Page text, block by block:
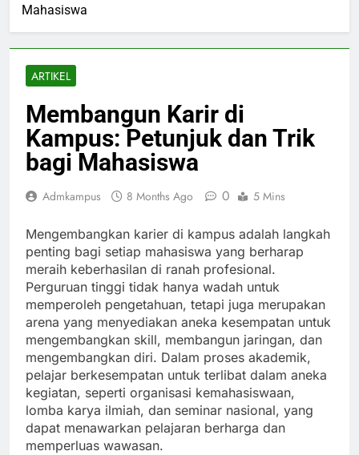
Mahasiswa
ARTIKEL
Membangun Karir di
Kampus: Petunjuk dan Trik
bagi Mahasiswa
Admkampus 8 Months Ago 0 5 Mins
Mengembangkan karier di kampus adalah langkah
penting bagi setiap mahasiswa yang berharap
meraih keberhasilan di ranah profesional.
Perguruan tinggi tidak hanya wadah untuk
memperoleh pengetahuan, tetapi juga merupakan
arena yang menyediakan aneka kesempatan untuk
mengembangkan skill, membangun jaringan, dan
mengembangkan diri. Dalam proses akademik,
pelajar berkesempatan untuk terlibat dalam aneka
kegiatan, seperti organisasi kemahasiswaan,
lomba karya ilmiah, dan seminar nasional, yang
dapat menawarkan pelajaran berharga dan
memperluas wawasan.